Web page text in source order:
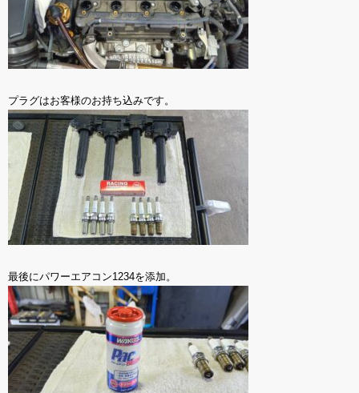
プラグはお客様のお持ち込みです。
最後にパワーエアコン1234を添加。